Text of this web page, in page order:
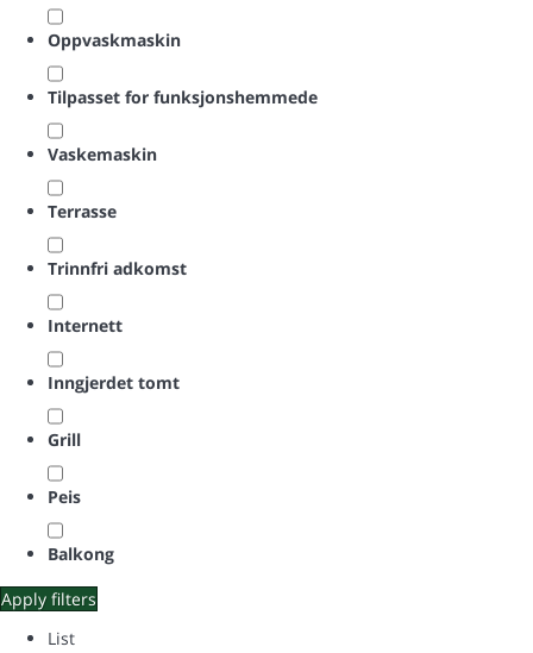
Oppvaskmaskin
Tilpasset for funksjonshemmede
Vaskemaskin
Terrasse
Trinnfri adkomst
Internett
Inngjerdet tomt
Grill
Peis
Balkong
Apply filters
List